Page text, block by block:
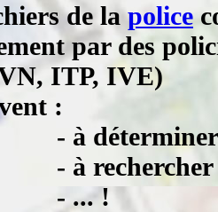
de lapolice
par des
ITP, IVE)
:
le
les
!